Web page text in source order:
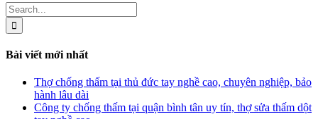
Search
for:
Bài viết mới nhất
Thợ chống thấm tại thủ đức tay nghề cao, chuyên nghiệp, bảo
hành lâu dài
Công ty chống thấm tại quận bình tân uy tín, thợ sửa thấm dột